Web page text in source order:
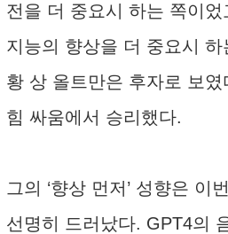
전을 더 중요시 하는 쪽이
지능의 향상을 더 중요시
황 상 올트만은 후자로 보
힘 싸움에서 승리했다.
그의 ‘향상 먼저’ 성향은 이
선명히 드러났다. GPT4의